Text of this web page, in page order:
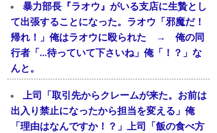
暴力部長『ラオウ』がいる支店に生贄とし
て出張することになった。ラオウ「邪魔だ！
帰れ！」俺はラオウに殴られた → 俺の同
行者「…待っていて下さいね」俺「！？」な
んと。
上司「取引先からクレームが来た。お前は
出入り禁止になったから担当を変える」俺
「理由はなんですか！？」上司「飯の食べ方